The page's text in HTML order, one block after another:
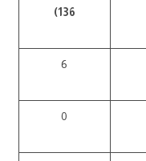
136)
6
0